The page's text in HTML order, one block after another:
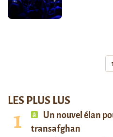
LES PLUS LUS
Un nouvel élan
transafghan